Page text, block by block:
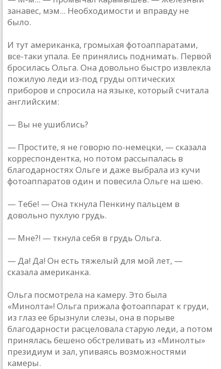
занавес, мэм... Необходимости и вправду не
было.
И тут американка, громыхая фотоаппаратами,
все-таки упала. Ее принялись поднимать. Первой
бросилась Ольга. Она довольно быстро извлекла
пожилую леди из-под груды оптических
приборов и спросила на языке, который считала
английским:
— Вы не ушиблись?
— Простите, я не говорю по-немецки, — сказала
корреспондентка, но потом рассыпалась в
благодарностях Ольге и даже выбрала из кучи
фотоаппаратов один и повесила Ольге на шею.
— Тебе! — Она ткнула Пенкину пальцем в
довольно пухлую грудь.
— Мне?! — ткнула себя в грудь Ольга.
— Да! Да! Он есть тяжелый для мой лет, —
сказала американка.
Ольга посмотрела на камеру. Это была
«Минолта»! Ольга прижала фотоаппарат к груди,
из глаз ее брызнули слезы, она в порыве
благодарности расцеловала старую леди, а потом
принялась бешено обстреливать из «Минолты»
президиум и зал, упиваясь возможностями
камеры.